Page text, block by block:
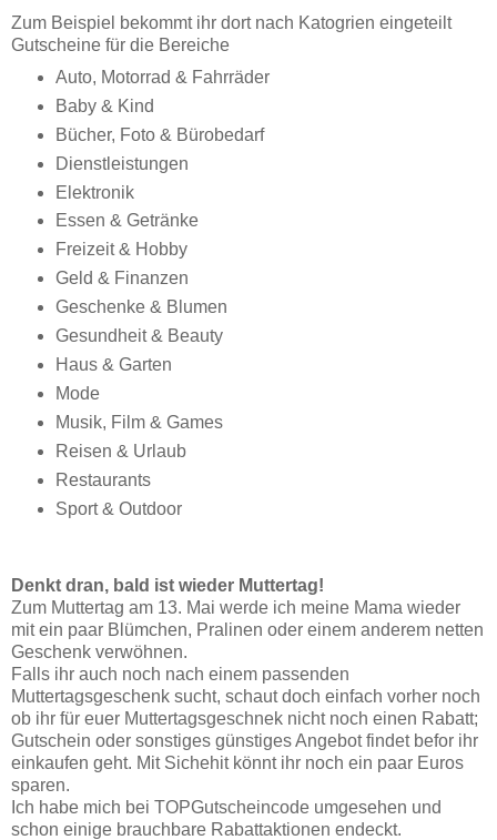
Zum Beispiel bekommt ihr dort nach Katogrien eingeteilt
Gutscheine für die Bereiche
Auto, Motorrad & Fahrräder
Baby & Kind
Bücher, Foto & Bürobedarf
Dienstleistungen
Elektronik
Essen & Getränke
Freizeit & Hobby
Geld & Finanzen
Geschenke & Blumen
Gesundheit & Beauty
Haus & Garten
Mode
Musik, Film & Games
Reisen & Urlaub
Restaurants
Sport & Outdoor
Denkt dran, bald ist wieder Muttertag!
Zum Muttertag am 13. Mai werde ich meine Mama wieder
mit ein paar Blümchen, Pralinen oder einem anderem netten
Geschenk verwöhnen.
Falls ihr auch noch nach einem passenden
Muttertagsgeschenk sucht, schaut doch einfach vorher noch
ob ihr für euer Muttertagsgeschnek nicht noch einen Rabatt;
Gutschein oder sonstiges günstiges Angebot findet befor ihr
einkaufen geht. Mit Sichehit könnt ihr noch ein paar Euros
sparen.
Ich habe mich bei TOPGutscheincode umgesehen und
schon einige brauchbare Rabattaktionen endeckt.